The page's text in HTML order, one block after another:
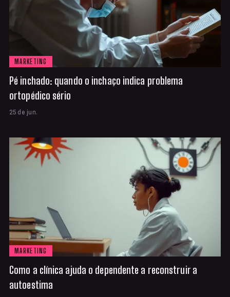
MARKETING
Pé inchado: quando o inchaço indica problema
ortopédico sério
25 de jun.
MARKETING
Como a clínica ajuda o dependente a reconstruir a
autoestima